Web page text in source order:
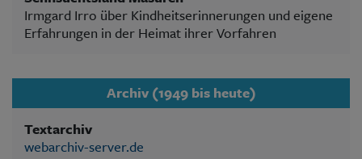
Irmgard Irro über Kindheitserinnerungen und eigene
Erfahrungen in der Heimat ihrer Vorfahren
Archiv (1949 bis heute)
Textarchiv
webarchiv-server.de